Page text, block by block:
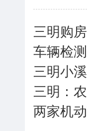
三明购
车辆检
三明小
三明：
两家机